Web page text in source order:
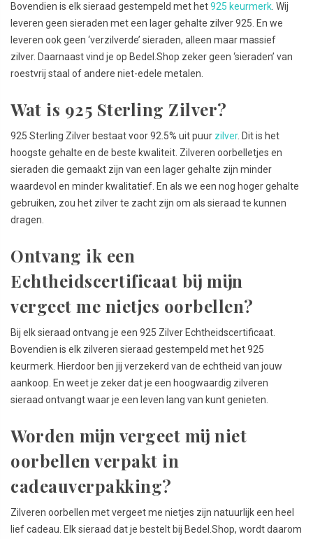
Bovendien is elk sieraad gestempeld met het925 keurmerk . Wij
leveren geen sieraden met een lager gehalte zilver 925. En we
leveren ook geen ‘verzilverde’ sieraden, alleen maar massief
zilver. Daarnaast vind je op Bedel.Shop zeker geen ‘sieraden’ van
roestvrij staal of andere niet-edele metalen.
Wat is 925 Sterling Zilver?
925 Sterling Zilver bestaat voor 92.5% uit puur zilver. Dit is het
hoogste gehalte en de beste kwaliteit. Zilveren oorbelletjes en
sieraden die gemaakt zijn van een lager gehalte zijn minder
waardevol en minder kwalitatief. En als we een nog hoger gehalte
gebruiken, zou het zilver te zacht zijn om als sieraad te kunnen
dragen.
Ontvang ik een
Echtheidscertificaat bij mijn
vergeet me nietjes oorbellen?
Bij elk sieraad ontvang je een 925 Zilver Echtheidscertificaat.
Bovendien is elk zilveren sieraad gestempeld met het 925
keurmerk. Hierdoor ben jij verzekerd van de echtheid van jouw
aankoop. En weet je zeker dat je een hoogwaardig zilveren
sieraad ontvangt waar je een leven lang van kunt genieten.
Worden mijn vergeet mij niet
oorbellen verpakt in
cadeauverpakking?
Zilveren oorbellen met vergeet me nietjes zijn natuurlijk een heel
lief cadeau. Elk sieraad dat je bestelt bij Bedel.Shop, wordt daarom